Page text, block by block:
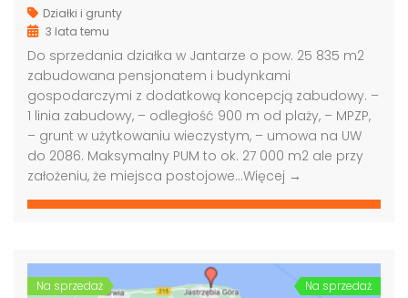
Działki i grunty
3 lata temu
Do sprzedania działka w Jantarze o pow. 25 835 m2
zabudowana pensjonatem i budynkami
gospodarczymi z dodatkową koncepcją zabudowy. –
1 linia zabudowy, – odległość 900 m od plaży, – MPZP,
– grunt w użytkowaniu wieczystym, – umowa na UW
do 2086. Maksymalny PUM to ok. 27 000 m2 ale przy
założeniu, że miejsca postojowe…Więcej →
Na sprzedaż Na sprzedaż